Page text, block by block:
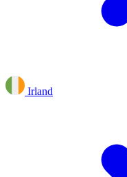
Irland